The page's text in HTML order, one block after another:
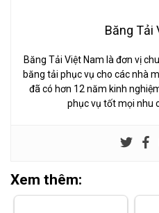
Băng Tải
Băng Tải Việt Nam là đơn vị
băng tải phục vụ cho các nhà
đã có hơn 12 năm kinh
phục vụ tốt mọi nhu
Xem thêm: